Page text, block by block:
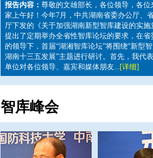
报告内容： 尊敬的文雄部长，各位领导，各位
家上午好！今年7月，中共湖南省委办公厅、
厅下发的《关于加强湖南新型智库建设的实施
提出了定期举办全省性智库论坛的要求，在省
的领导下，首届“湖湘智库论坛”将围绕“新型
湖南十三五发展”主题进行研讨。首先，我代
单位对各位领导、嘉宾和媒体朋友...[详细]
智库峰会